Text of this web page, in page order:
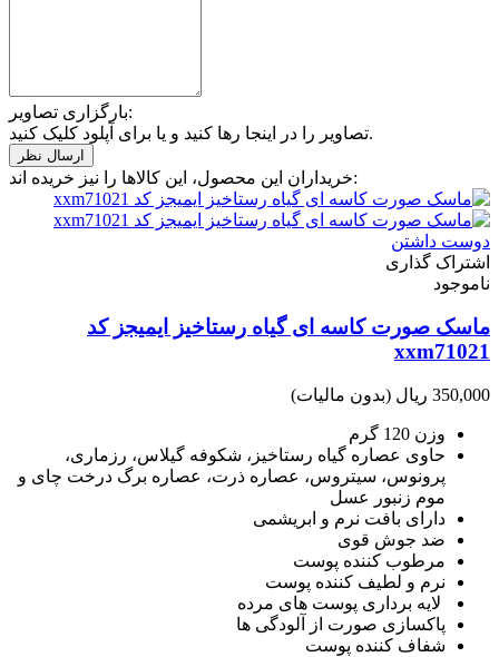
بارگزاری تصاویر:
تصاویر را در اینجا رها کنید و یا برای آپلود کلیک کنید.
خریداران این محصول، این کالاها را نیز خریده اند:
دوست داشتن
اشتراک گذاری
ناموجود
ماسک صورت کاسه ای گیاه رستاخیز ايميجز كد
xxm71021
350,000 ریال (بدون مالیات)
وزن 120 گرم
حاوی عصاره گیاه رستاخیز، شکوفه گیلاس، رزماری،
پرونوس، سیتروس، عصاره ذرت، عصاره برگ درخت چای و
موم زنبور عسل
دارای بافت نرم و ابریشمی
ضد جوش قوی
مرطوب کننده پوست
نرم و لطیف کننده پوست
لایه برداری پوست های مرده
پاکسازی صورت از آلودگی ها
شفاف کننده پوست